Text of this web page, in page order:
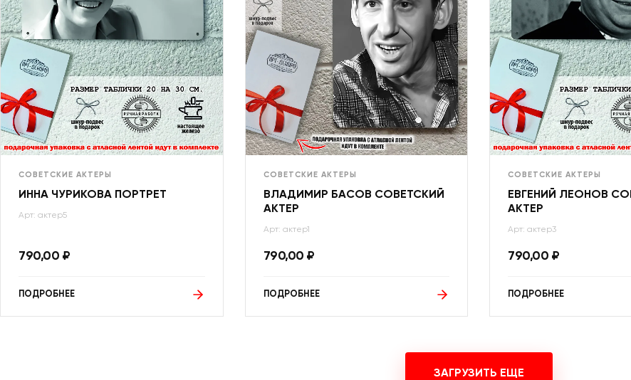
СОВЕТСКИЕ АКТЕРЫ
ИННА ЧУРИКОВА ПОРТРЕТ
Арт: актер5
790,00 ₽
ПОДРОБНЕЕ
СОВЕТСКИЕ АКТЕРЫ
ВЛАДИМИР БАСОВ СОВЕТСКИЙ
АКТЕР
Арт: актер1
790,00 ₽
ПОДРОБНЕЕ
СОВЕТСКИЕ АКТЕРЫ
ЕВГЕНИЙ ЛЕОНОВ
АКТЕР
Арт: актер3
790,00 ₽
ПОДРОБНЕЕ
ЗАГРУЗИТЬ ЕЩЕ